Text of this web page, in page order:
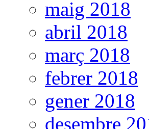
maig 2018
abril 2018
març 2018
febrer 2018
gener 2018
desembre